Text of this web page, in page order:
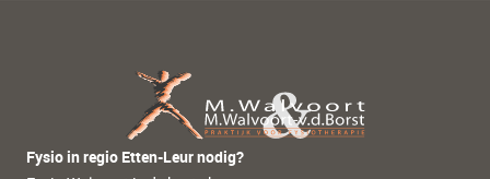
Fysio in regio Etten-Leur nodig?